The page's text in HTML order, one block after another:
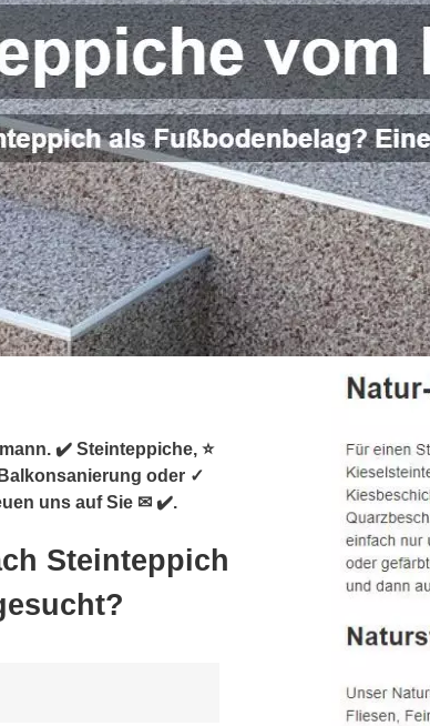
✔️ Steinteppiche, ⭐
oder ✓
uns auf Sie ✉ ✔️.
Steinteppich